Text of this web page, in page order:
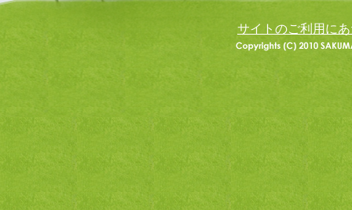
サイトのご利用に